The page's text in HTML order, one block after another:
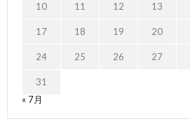
10 11 12 13
17 18 19 20
24 25 26 27
31
« 7月